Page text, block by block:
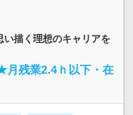
描く理想のキャリアを
月残業2.4ｈ以下・在